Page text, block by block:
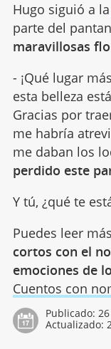
Hugo siguió a la
parte del
maravillosas
- ¡Qué lugar
esta belleza
Gracias por
me habría
me daban los
perdido este
Y tú, ¿qué te
Puedes leer
cortos con el
emociones de
Cuentos con
Publicado:
Actualizado: